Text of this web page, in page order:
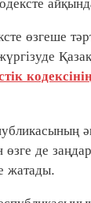
өзгеше
өзге де
жатады.